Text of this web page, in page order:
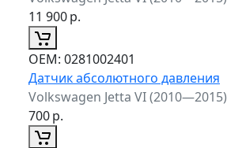
11 900р.
ОЕМ: 0281002401
Датчик абсолютного давления
Volkswagen Jetta VI (2010—2015)
700р.